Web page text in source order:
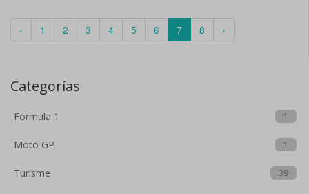
‹ 1 2 3 4 5 6 7 8 ›
Categorías
Fórmula 1 1
Moto GP 1
Turisme 39